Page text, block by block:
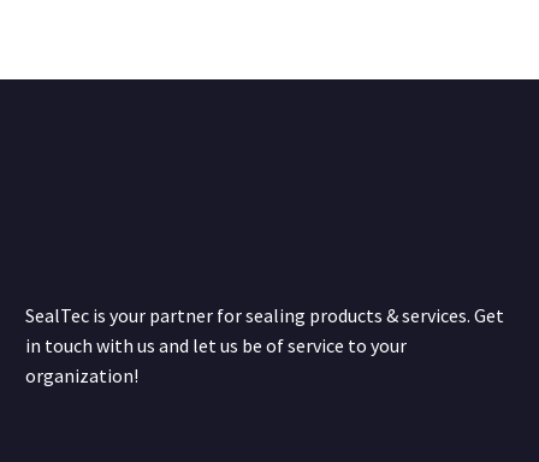
SealTec is your partner for sealing products & services. Get
in touch with us and let us be of service to your
organization!